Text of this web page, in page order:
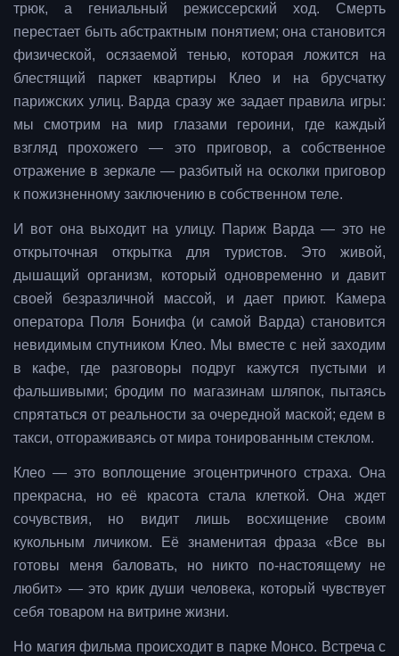
трюк, а гениальный режиссерский ход. Смерть
перестает быть абстрактным понятием; она становится
физической, осязаемой тенью, которая ложится на
блестящий паркет квартиры Клео и на брусчатку
парижских улиц. Варда сразу же задает правила игры:
мы смотрим на мир глазами героини, где каждый
взгляд прохожего — это приговор, а собственное
отражение в зеркале — разбитый на осколки приговор
к пожизненному заключению в собственном теле.
И вот она выходит на улицу. Париж Варда — это не
открыточная открытка для туристов. Это живой,
дышащий организм, который одновременно и давит
своей безразличной массой, и дает приют. Камера
оператора Поля Бонифа (и самой Варда) становится
невидимым спутником Клео. Мы вместе с ней заходим
в кафе, где разговоры подруг кажутся пустыми и
фальшивыми; бродим по магазинам шляпок, пытаясь
спрятаться от реальности за очередной маской; едем в
такси, отгораживаясь от мира тонированным стеклом.
Клео — это воплощение эгоцентричного страха. Она
прекрасна, но её красота стала клеткой. Она ждет
сочувствия, но видит лишь восхищение своим
кукольным личиком. Её знаменитая фраза «Все вы
готовы меня баловать, но никто по-настоящему не
любит» — это крик души человека, который чувствует
себя товаром на витрине жизни.
Но магия фильма происходит в парке Монсо. Встреча с